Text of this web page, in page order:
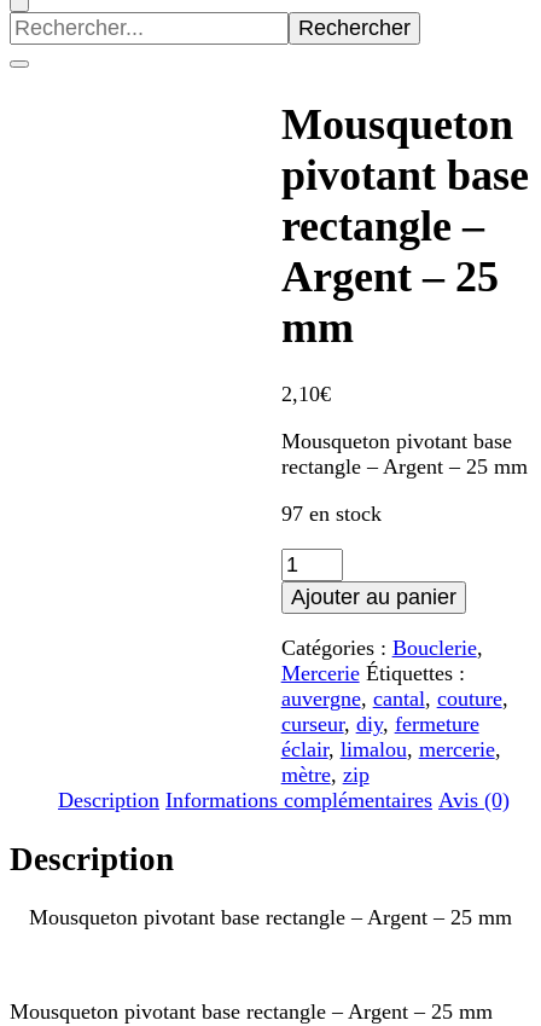
Recherche
pour
:
Mousqueton
pivotant base
rectangle –
Argent – 25
mm
2,10€
Mousqueton pivotant base
rectangle – Argent – 25 mm
97 en stock
quantité
de
Mousqueton
pivotant
base
rectangle
-
Argent
-
25
mm
Ajouter au panier
Catégories : Bouclerie,
Mercerie Étiquettes :
auvergne, cantal, couture,
curseur, diy, fermeture
éclair, limalou, mercerie,
mètre, zip
Description Informations complémentaires Avis (0)
Description
Mousqueton pivotant base rectangle – Argent – 25 mm
Mousqueton pivotant base rectangle – Argent – 25 mm